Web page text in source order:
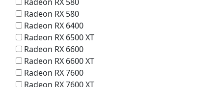
Radeon RX 580
Radeon RX 6400
Radeon RX 6500 XT
Radeon RX 6600
Radeon RX 6600 XT
Radeon RX 7600
Radeon RX 7600 XT